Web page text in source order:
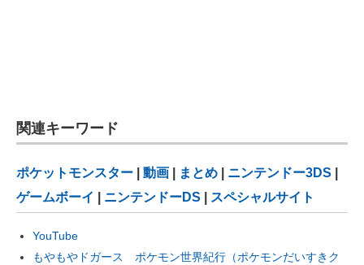
関連キーワード
ポケットモンスター 動画 まとめ ニンテンドー3DS
ゲームボーイ
ニンテンドーDS スペシャルサイト
YouTube
もやもやドガース ポケモン世界紀行（ポケモンだいすきク